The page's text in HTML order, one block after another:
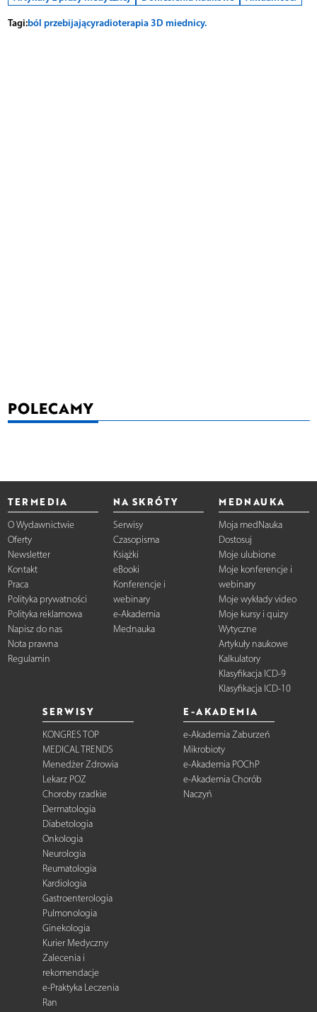
Tagi:ból przebijającyradioterapia 3D miednicy.
POLECAMY
TERMEDIA
O Wydawnictwie
Oferty
Newsletter
Kontakt
Praca
Polityka prywatności
Polityka reklamowa
Napisz do nas
Nota prawna
Regulamin
NA SKRÓTY
Serwisy
Czasopisma
Książki
eBooki
Konferencje i
webinary
e-Akademia
Mednauka
MEDNAUKA
Moja medNauka
Dostosuj
Moje ulubione
Moje konferencje i
webinary
Moje wykłady video
Moje kursy i quizy
Wytyczne
Artykuły naukowe
Kalkulatory
Klasyfikacja ICD-9
Klasyfikacja ICD-10
SERWISY
KONGRES TOP
MEDICAL TRENDS
Menedżer Zdrowia
Lekarz POZ
Choroby rzadkie
Dermatologia
Diabetologia
Onkologia
Neurologia
Reumatologia
Kardiologia
Gastroenterologia
Pulmonologia
Ginekologia
Kurier Medyczny
Zalecenia i
rekomendacje
e-Praktyka Leczenia
Ran
E-AKADEMIA
e-Akademia Zaburzeń
Mikrobioty
e-Akademia POChP
e-Akademia Chorób
Naczyń